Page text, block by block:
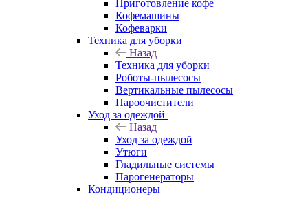
Приготовление кофе
Кофемашины
Кофеварки
Техника для уборки
Назад
Техника для уборки
Роботы-пылесосы
Вертикальные пылесосы
Пароочистители
Уход за одеждой
Назад
Уход за одеждой
Утюги
Гладильные системы
Парогенераторы
Кондиционеры